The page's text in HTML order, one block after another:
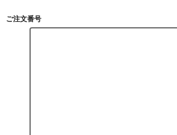
ご注文番号